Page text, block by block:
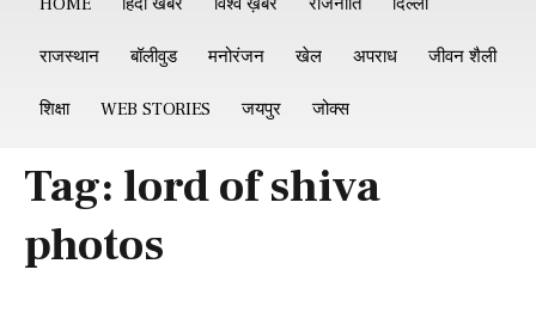
राजस्थान बॉलीवुड मनोरंजन खेल अपराध जीवन शैली
शिक्षा WEB STORIES जयपुर जोक्स
Tag: lord of shiva
photos